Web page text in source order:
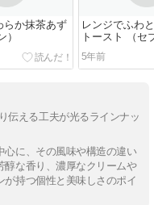
らか抹茶あず
）
レンジでふわ
トースト （セ
ン）
5年前
伝える工夫が光るラインナッ
心に、その風味や構造の違い
醇な香り、濃厚なクリームや
が持つ個性と美味しさのポイ